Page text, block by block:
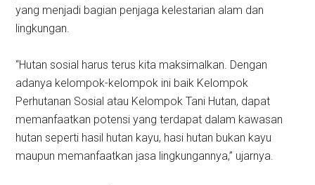
yang menjadi bagian penjaga kelestarian alam dan
lingkungan.
“Hutan sosial harus terus kita maksimalkan. Dengan
adanya kelompok-kelompok ini baik Kelompok
Perhutanan Sosial atau Kelompok Tani Hutan, dapat
memanfaatkan potensi yang terdapat dalam kawasan
hutan seperti hasil hutan kayu, hasi hutan bukan kayu
maupun memanfaatkan jasa lingkungannya,” ujarnya.